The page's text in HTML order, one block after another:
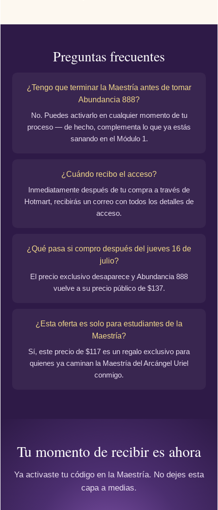
Preguntas frecuentes
¿Tengo que terminar la Maestría antes de tomar
Abundancia 888?
No. Puedes activarlo en cualquier momento de tu
proceso — de hecho, complementa lo que ya estás
sanando en el Módulo 1.
¿Cuándo recibo el acceso?
Inmediatamente después de tu compra a través de
Hotmart, recibirás un correo con todos los detalles de
acceso.
¿Qué pasa si compro después del jueves 16 de
julio?
El precio exclusivo desaparece y Abundancia 888
vuelve a su precio público de $137.
¿Esta oferta es solo para estudiantes de la
Maestría?
Sí, este precio de $117 es un regalo exclusivo para
quienes ya caminan la Maestría del Arcángel Uriel
conmigo.
Tu momento de recibir es ahora
Ya activaste tu código en la Maestría. No dejes esta
capa a medias.